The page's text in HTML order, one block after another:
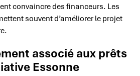
convaincre des financeurs. Les
souvent d’améliorer le projet
associé aux prêts
Essonne